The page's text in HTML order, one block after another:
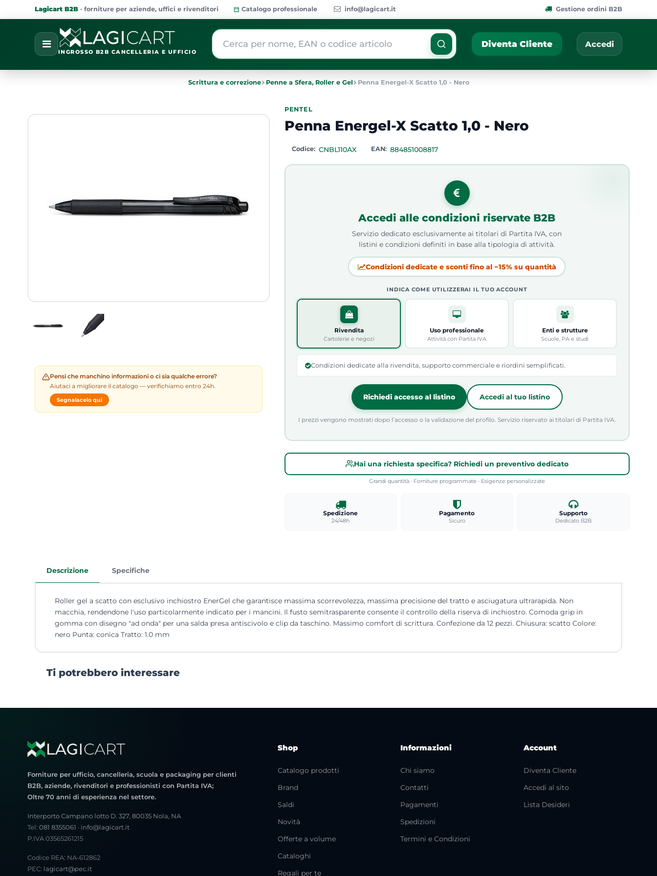
Lagicart B2B · forniture per aziende, uffici e rivenditori Catalogo professionale info@lagicart.it Gestione ordini B2B
OpenINGROSSO B2B CANCELLERIA E UFFICIO
La modifica di un filtro aggiorna automaticamente gli altri filtri disponibili. Cerca per nome,
Diventa Cliente Accedi
Scrittura e correzione Penne a Sfera, Roller e Gel Penna Energel-X Scatto 1,0 - Nero
Pensi che manchino informazioni o ci sia qualche errore?
Aiutaci a migliorare il catalogo — verifichiamo entro 24h.
Segnalacelo qui
PENTEL
Penna Energel-X Scatto 1,0 - Nero
Codice: CNBL110AX EAN: 884851008817
Accedi alle condizioni riservate B2B
Servizio dedicato esclusivamente ai titolari di Partita IVA, con
listini e condizioni definiti in base alla tipologia di attività.
Condizioni dedicate e sconti fino al −15% su quantità
INDICA COME UTILIZZERAI IL TUO ACCOUNT
Rivendita
Cartolerie e negozi
Uso professionale
Attività con Partita IVA
Enti e strutture
Scuole, PA e studi
Condizioni dedicate alla rivendita, supporto commerciale e riordini semplificati.
Richiedi accesso al listino Accedi al tuo listino
I prezzi vengono mostrati dopo l’accesso o la validazione del profilo. Servizio riservato ai titolari di Partita IVA.
Hai una richiesta specifica? Richiedi un preventivo dedicato
Grandi quantità · Forniture programmate · Esigenze personalizzate
Spedizione
24/48h
Pagamento
Sicuro
Supporto
Dedicato B2B
Descrizione Specifiche
Roller gel a scatto con esclusivo inchiostro EnerGel che garantisce massima scorrevolezza, massima precisione del tratto e asciugatura ultrarapida. Non
macchia, rendendone l'uso particolarmente indicato per i mancini. Il fusto semitrasparente consente il controllo della riserva di inchiostro. Comoda grip in
gomma con disegno "ad onda" per una salda presa antiscivolo e clip da taschino. Massimo comfort di scrittura. Confezione da 12 pezzi. Chiusura: scatto Colore:
nero Punta: conica Tratto: 1.0 mm
Ti potrebbero interessare
Forniture per ufficio, cancelleria, scuola e packaging per clienti
B2B, aziende, rivenditori e professionisti con Partita IVA;
Oltre 70 anni di esperienza nel settore.
Interporto Campano lotto D. 327, 80035 Nola, NA
Tel: 081 8355061 · info@lagicart.it
P.IVA 03565261215
Codice REA: NA-612862
PEC: lagicart@pec.it
Shop
Catalogo prodotti
Brand
Saldi
Novità
Offerte a volume
Cataloghi
Regali per te
Informazioni
Chi siamo
Contatti
Pagamenti
Spedizioni
Termini e Condizioni
Account
Diventa Cliente
Accedi al sito
Lista Desideri